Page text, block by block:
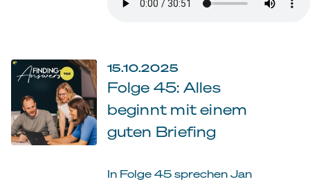
15.10.2025
Folge 45: Alles
beginnt mit einem
guten Briefing
In Folge 45 sprechen Jan